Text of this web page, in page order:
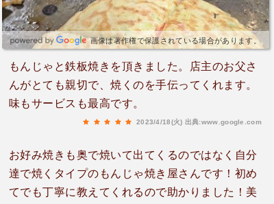
画像は著作権で保護されている場合があります。
もんじゃと鉄板焼きを頂きました。店主のお父さ
んがとても親切で、焼くのを手伝ってくれます。
味もサービスも最高です。
2023/4/18(火) 出典:www.google.com
お好み焼きも奥で焼いて出てくるのではなく自分
達で焼くタイプのもんじゃ焼き屋さんです！初め
てでも丁寧に教えてくれるので助かりました！美